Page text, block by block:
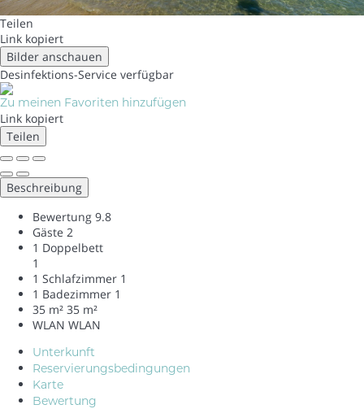
Teilen
Link kopiert
Bilder anschauen
Desinfektions-Service verfügbar
Zu meinen Favoriten hinzufügen
Link kopiert
Teilen
Beschreibung
Bewertung 9.8
Gäste 2
1 Doppelbett
1
1 Schlafzimmer 1
1 Badezimmer 1
35 m² 35 m²
WLAN WLAN
Unterkunft
Reservierungsbedingungen
Karte
Bewertung